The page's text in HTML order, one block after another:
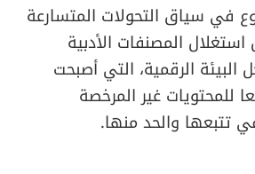
في سياق التحولات المتسارعة
المصنفات الأدبية
البيئة الرقمية، التي أصبحت
للمحتويات غير المرخصة
تتبعها والحد منها.